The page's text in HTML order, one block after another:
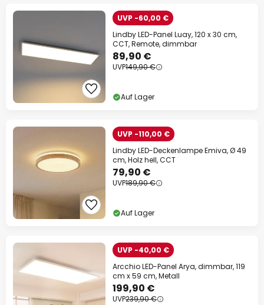
UVP -60,00 €
Lindby LED-Panel Luay, 120 x 30 cm,
CCT, Remote, dimmbar
89,90 €
UVP149,90 €
Auf Lager
UVP -110,00 €
Lindby LED-Deckenlampe Emiva, Ø 49
cm, Holz hell, CCT
79,90 €
UVP189,90 €
Auf Lager
UVP -40,00 €
Arcchio LED-Panel Arya, dimmbar, 119
cm x 59 cm, Metall
199,90 €
UVP239,90 €